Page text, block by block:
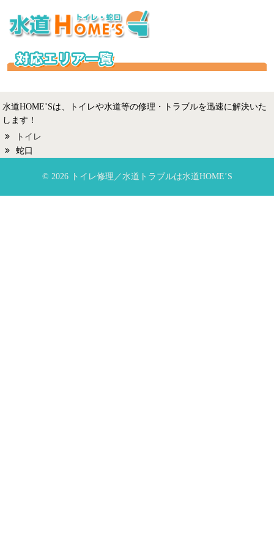
水道HOME’Sは、トイレや水道等の修理・トラブルを迅速に解決いた
します！
トイレ
蛇口
© 2026 トイレ修理／水道トラブルは水道HOME’S